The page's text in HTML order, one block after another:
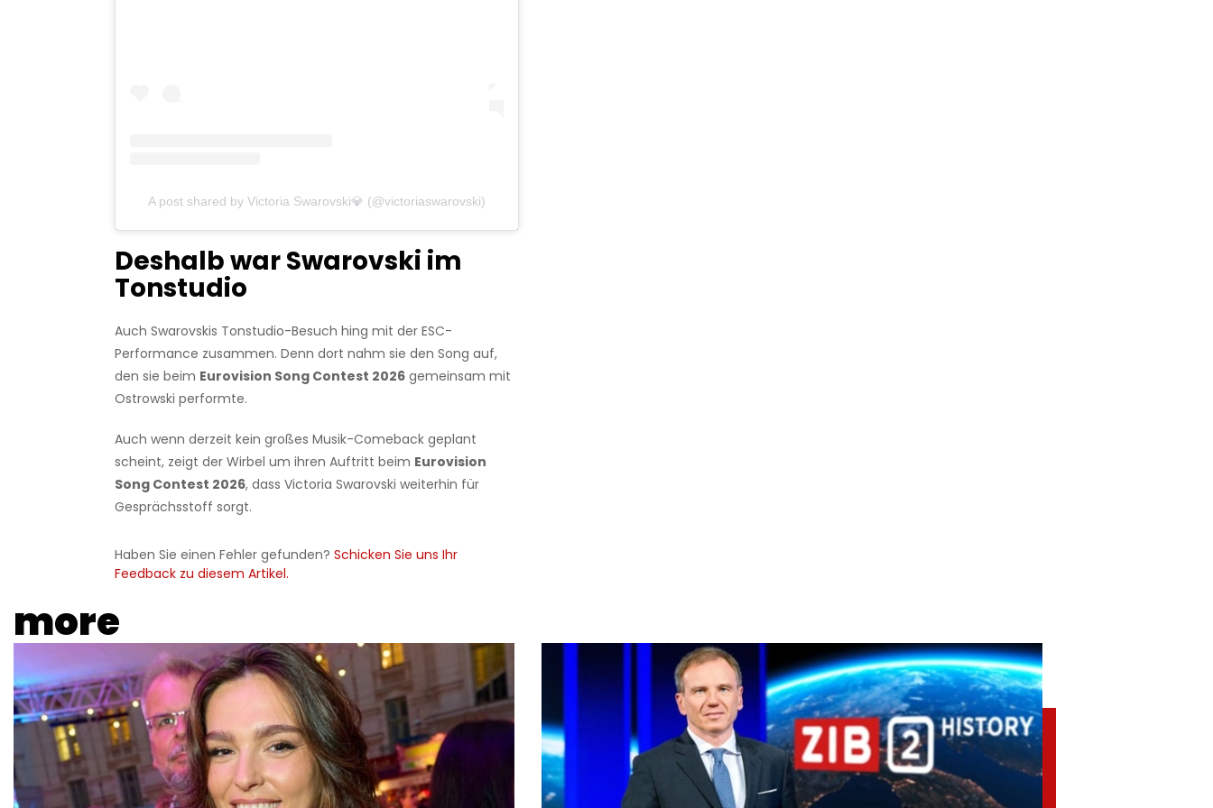
A post shared by Victoria Swarovski💎 (@victoriaswarovski)
Deshalb war Swarovski im
Tonstudio
Auch Swarovskis Tonstudio-Besuch hing mit der ESC-
Performance zusammen. Denn dort nahm sie den Song auf,
den sie beim Eurovision Song Contest 2026gemeinsam mit
Ostrowski performte.
Auch wenn derzeit kein großes Musik-Comeback geplant
scheint, zeigt der Wirbel um ihren Auftritt beim Eurovision
Song Contest 2026, dass Victoria Swarovski weiterhin für
Gesprächsstoff sorgt.
Haben Sie einen Fehler gefunden?Schicken Sie uns Ihr
Feedback zu diesem Artikel.
more